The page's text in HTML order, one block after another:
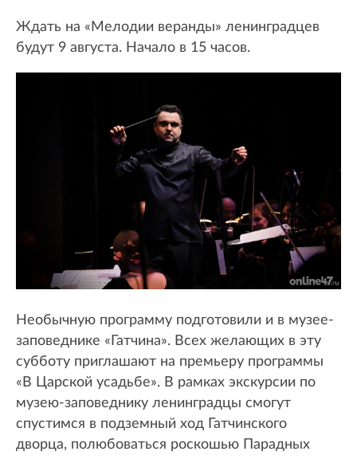
Ждать на «Мелодии веранды» ленинградцев
будут 9 августа. Начало в 15 часов.
Необычную программу подготовили и в музее-
заповеднике «Гатчина». Всех желающих в эту
субботу приглашают на премьеру программы
«В Царской усадьбе». В рамках экскурсии по
музею-заповеднику ленинградцы смогут
спустимся в подземный ход Гатчинского
дворца, полюбоваться роскошью Парадных